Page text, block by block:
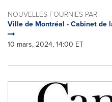
NOUVELLES FOURNIES PAR
Ville de Montréal - Cabinet de
10 mars, 2024, 14:00 ET